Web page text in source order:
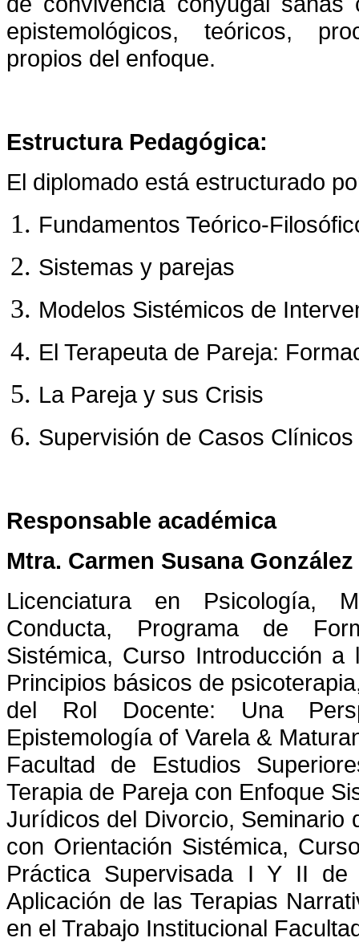
epistemológicos, teóricos,
propios del enfoque.
Estructura Pedagógica:
El diplomado está estructurado
Fundamentos Teórico-
Sistemas y parejas
Modelos Sistémicos de
El Terapeuta de Pareja:
La Pareja y sus Crisis
Supervisión de Casos Clínicos
Responsable académica
Mtra. Carmen Susana
Licenciatura en Psicología,
Conducta, Programa de
Sistémica, Curso Introducción
Principios básicos de
del Rol Docente: Una
Epistemología of Varela &
Facultad de Estudios
Terapia de Pareja con Enfoque
Jurídicos del Divorcio, Seminario
con Orientación Sistémica,
Práctica Supervisada I Y II
Aplicación de las Terapias
en el Trabajo Institucional